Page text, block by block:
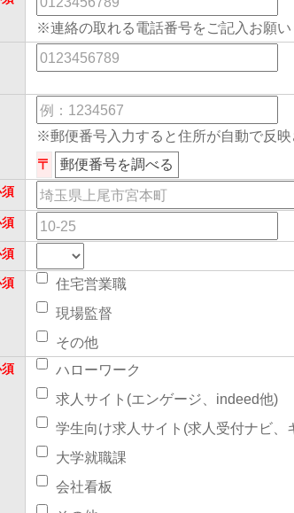
※連絡の取れる電話番号をご記入お願
※郵便番号入力すると住所が自動で反映
〒
郵便番号を調べる
住宅営業職
現場監督
その他
ハローワーク
求人サイト(エンゲージ、indeed他)
学生向け求人サイト(求人受付ナビ、
大学就職課
会社看板